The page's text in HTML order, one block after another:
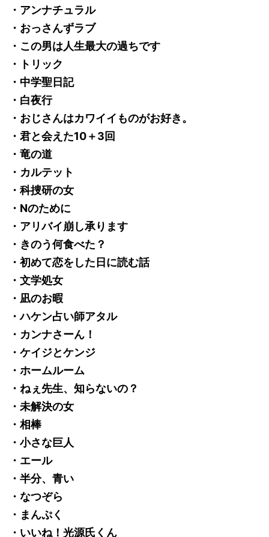
・アンナチュラル
・おっさんずラブ
・この男は人生最大の過ちです
・トリック
・中学聖日記
・白夜行
・おじさんはカワイイものがお好き。
・君と会えた10＋3回
・竜の道
・カルテット
・科捜研の女
・Nのために
・アリバイ崩し承ります
・きのう何食べた？
・初めて恋をした日に読む話
・文学処女
・凪のお暇
・ハケン占い師アタル
・カンナさーん！
・ケイジとケンジ
・ホームルーム
・ねぇ先生、知らないの？
・未解決の女
・相棒
・小さな巨人
・エール
・半分、青い
・なつぞら
・まんぷく
・いいね！光源氏くん